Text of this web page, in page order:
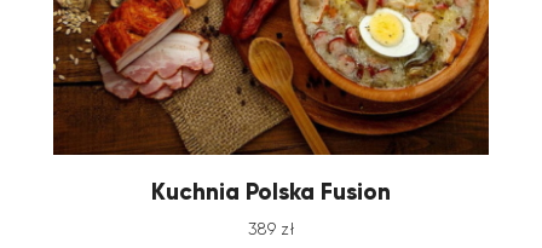
Kuchnia Polska Fusion
389 zł